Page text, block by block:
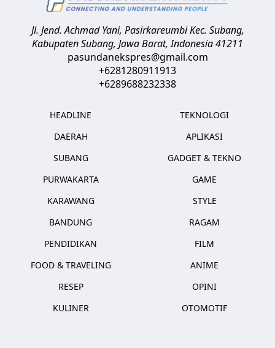
Jl. Jend. Achmad Yani, Pasirkareumbi Kec. Subang,
Kabupaten Subang, Jawa Barat,Indonesia41211
pasundanekspres@gmail.com
+6281280911913
+6289688232338
HEADLINE
DAERAH
SUBANG
PURWAKARTA
KARAWANG
BANDUNG
PENDIDIKAN
FOOD & TRAVELING
RESEP
KULINER
TEKNOLOGI
APLIKASI
GADGET & TEKNO
GAME
STYLE
RAGAM
FILM
ANIME
OPINI
OTOMOTIF